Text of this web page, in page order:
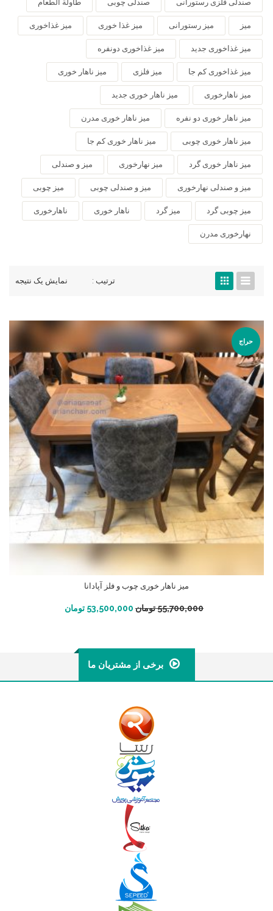
صندلی فلزی رستورانی صندلی چوبی طاولة الطعام
میز میز رستورانی میز غذا خوری میز غذاخوری
میز غذاخوری جدید میز غذاخوری دونفره
میز غذاخوری کم جا میز فلزی میز ناهار خوری
میز ناهارخوری میز ناهار خوری جدید
میز ناهار خوری دو نفره میز ناهار خوری مدرن
میز ناهار خوری چوبی میز ناهار خوری کم جا
میز ناهار خوری گرد میز نهارخوری میز و صندلی
میز و صندلی نهارخوری میز و صندلی چوبی میز چوبی
میز چوبی گرد میز گرد ناهار خوری ناهارخوری
نهارخوری مدرن
نمایش یک نتیجه ترتیب :
حراج
میز ناهار خوری چوب و فلز آپادانا
55,700,000تومان 53,500,000 تومان افزودن به سبد خرید
برخی از مشتریان ما